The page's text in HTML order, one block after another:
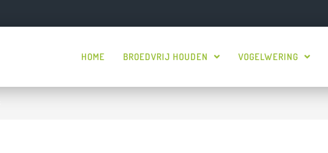
HOME BROEDVRIJ HOUDEN VOGELWERING